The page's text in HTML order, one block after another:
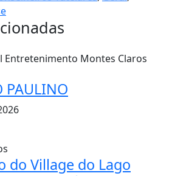
Entretenimento Montes Claros
PAULINO
do Village do Lago